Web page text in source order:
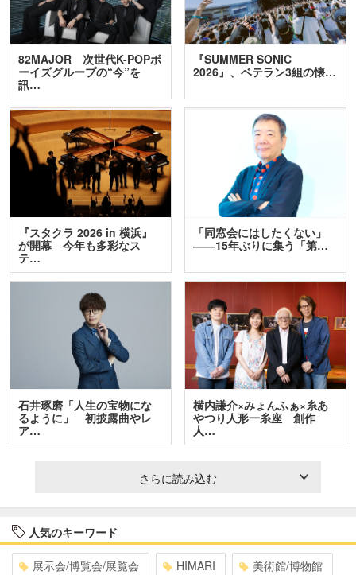
82MAJOR 次世代K-POPボ
ーイズグループの“今”を
訊…
『SUMMER SONIC
2026』、ベテラン3組の懐…
『スタクラ 2026 in 横浜』
が開幕 今年も多彩なス
テ…
「同窓会にはしたくない」
――15年ぶりに集う「第…
石井琢磨「人生の宝物にな
るように」 初披露曲やレ
ア…
横内謙介×みょんふぁ×糸あ
やつり人形一糸座 創作
人…
さらに読み込む
人気のキーワード
展示会/博覧会/展覧会 HIMARI 美術館/博物館